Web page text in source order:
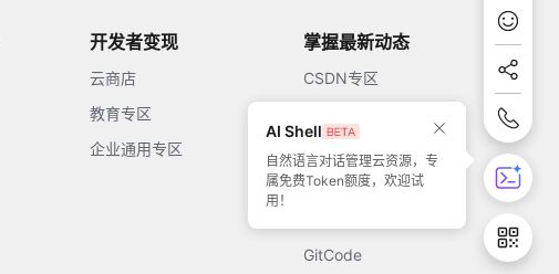
开发者变现
云商店
教育专区
企业通用专区
掌握最新动态
CSDN专区
51CTO
GitCode
AI Shell
自然语言对话管理云资源，专
属免费Token额度，欢迎试
用！